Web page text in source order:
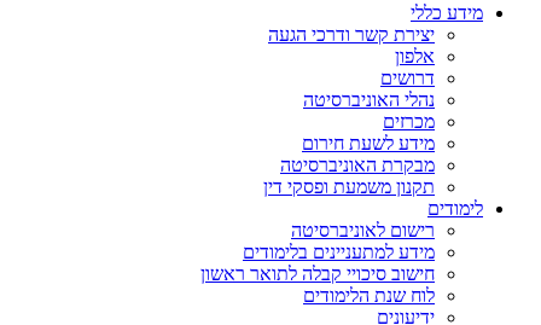
מידע כללי
יצירת קשר ודרכי הגעה
אלפון
דרושים
נהלי האוניברסיטה
מכרזים
מידע לשעת חירום
מבקרת האוניברסיטה
תקנון משמעת ופסקי דין
לימודים
רישום לאוניברסיטה
מידע למתעניינים בלימודים
חישוב סיכויי קבלה לתואר ראשון
לוח שנת הלימודים
ידיעונים